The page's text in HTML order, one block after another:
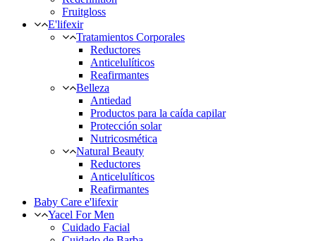
Fruitgloss
E'lifexir
Tratamientos Corporales
Reductores
Anticelulíticos
Reafirmantes
Belleza
Antiedad
Productos para la caída capilar
Protección solar
Nutricosmética
Natural Beauty
Reductores
Anticelulíticos
Reafirmantes
Baby Care e'lifexir
Yacel For Men
Cuidado Facial